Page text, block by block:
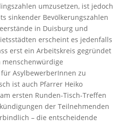
umzusetzen, ist jedoch
sinkender Bevölkerungszahlen
in Duisburg und
erscheint es jedenfalls
erst ein Arbeitskreis gegründet
AsylbewerberInnen zu
ist auch Pfarrer Heiko
ersten Runden-Tisch-Treffen
der Teilnehmenden
– die entscheidende